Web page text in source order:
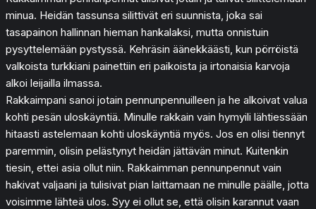
minua. Heidän tassunsa silittivät eri suunnista, joka sai
tasapainon hallinnan hieman hankalaksi, mutta onnistuin
pysyttelemään pystyssä. Kehräsin äänekkäästi, kun pörröistä
valkoista turkkiani painettiin eri paikoista ja irtonaisia karvoja
alkoi leijailla ilmassa.
Rakkaimpani sanoi jotain pennunpennuilleen ja he alkoivat valua
kohti pesän uloskäyntiä. Minulle rakkain vain hymyili lähtiessään
hitaasti astelemaan kohti uloskäyntiä myös. Jos en olisi tiennyt
paremmin, olisin pelästynyt heidän jättävän minut. Kuitenkin
tiesin, ettei asia ollut niin. Rakkaimman pennunpennut vain
hakivat valjaani ja tulisivat pian laittamaan ne minulle päälle, jotta
voisimme lähteä ulos. Syy ei ollut se, että olisin karannut vaan